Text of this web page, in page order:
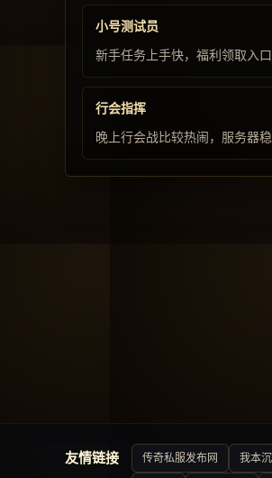
小号测试员
新手任务上手快，福利领取入口
行会指挥
晚上行会战比较热闹，服务器稳
友情链接 传奇私服发布网 我本